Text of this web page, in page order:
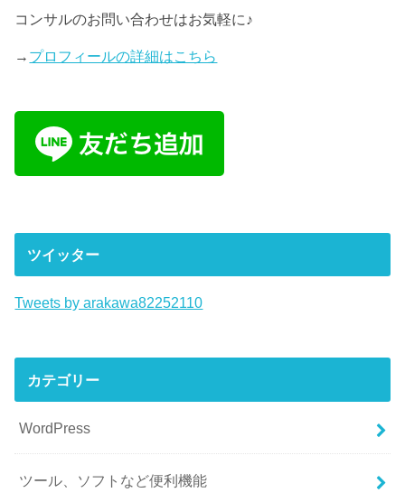
コンサルのお問い合わせはお気軽に♪
→ プロフィールの詳細はこちら
ツイッター
Tweets by arakawa82252110
カテゴリー
WordPress
ツール、ソフトなど便利機能